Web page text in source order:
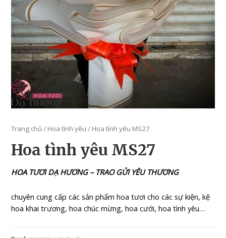
Trang chủ / Hoa tình yêu / Hoa tình yêu MS27
Hoa tình yêu MS27
HOA TƯƠI DẠ HƯƠNG – TRAO GỬI YÊU THƯƠNG
chuyên cung cấp các sản phẩm hoa tươi cho các sự kiện, kệ
hoa khai trương, hoa chúc mừng, hoa cưới, hoa tình yêu…